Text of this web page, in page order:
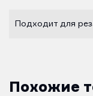
Подходит для
Похожие